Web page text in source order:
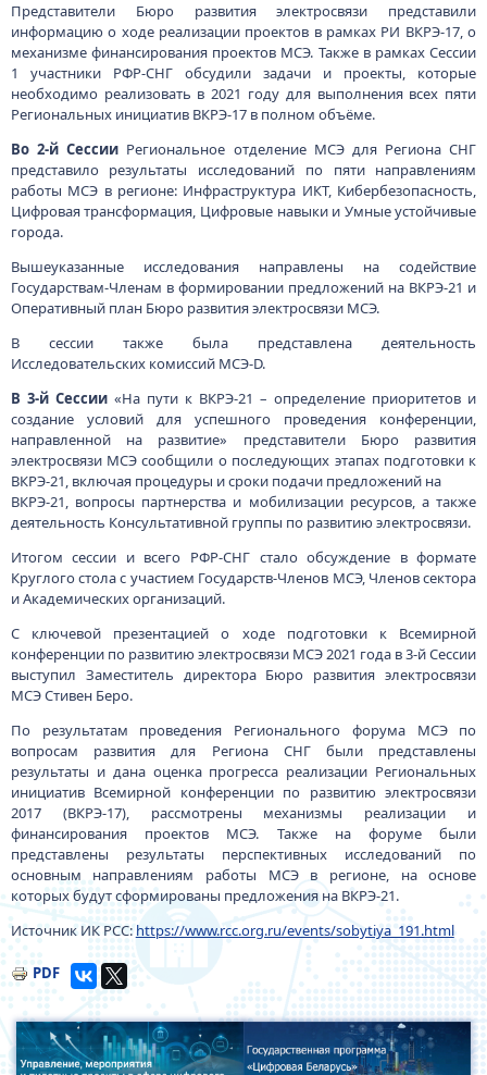
Представители Бюро развития электросвязи представили
информацию о ходе реализации проектов в рамках РИ ВКРЭ-17, о
механизме финансирования проектов МСЭ. Также в рамках Сессии
1 участники РФР-СНГ обсудили задачи и проекты, которые
необходимо реализовать в 2021 году для выполнения всех пяти
Региональных инициатив ВКРЭ-17 в полном объёме.
Во 2-й Сессии Региональное отделение МСЭ для Региона СНГ
представило результаты исследований по пяти направлениям
работы МСЭ в регионе: Инфраструктура ИКТ, Кибербезопасность,
Цифровая трансформация, Цифровые навыки и Умные устойчивые
города.
Вышеуказанные исследования направлены на содействие
Государствам-Членам в формировании предложений на ВКРЭ-21 и
Оперативный план Бюро развития электросвязи МСЭ.
В сессии также была представлена деятельность
Исследовательских комиссий МСЭ-D.
В 3-й Сессии«На пути к ВКРЭ-21 – определение приоритетов и
создание условий для успешного проведения конференции,
направленной на развитие» представители Бюро развития
электросвязи МСЭ сообщили о последующих этапах подготовки к
ВКРЭ-21, включая процедуры и сроки подачи предложений на
ВКРЭ-21, вопросы партнерства и мобилизации ресурсов, а также
деятельность Консультативной группы по развитию электросвязи.
Итогом сессии и всего РФР-СНГ стало обсуждение в формате
Круглого стола с участием Государств-Членов МСЭ, Членов сектора
и Академических организаций.
С ключевой презентацией о ходе подготовки к Всемирной
конференции по развитию электросвязи МСЭ 2021 года в 3-й Сессии
выступил Заместитель директора Бюро развития электросвязи
МСЭ Стивен Беро.
По результатам проведения Регионального форума МСЭ по
вопросам развития для Региона СНГ были представлены
результаты и дана оценка прогресса реализации Региональных
инициатив Всемирной конференции по развитию электросвязи
2017 (ВКРЭ-17), рассмотрены механизмы реализации и
финансирования проектов МСЭ. Также на форуме были
представлены результаты перспективных исследований по
основным направлениям работы МСЭ в регионе, на основе
которых будут сформированы предложения на ВКРЭ-21.
Источник ИК РСС: https://www.rcc.org.ru/events/sobytiya_191.html
PDF